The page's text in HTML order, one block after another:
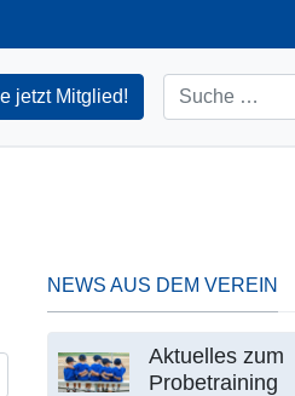
jetzt Mitglied! Suchen
NEWS AUS DEM VEREIN
Aktuelles zum
Probetraining